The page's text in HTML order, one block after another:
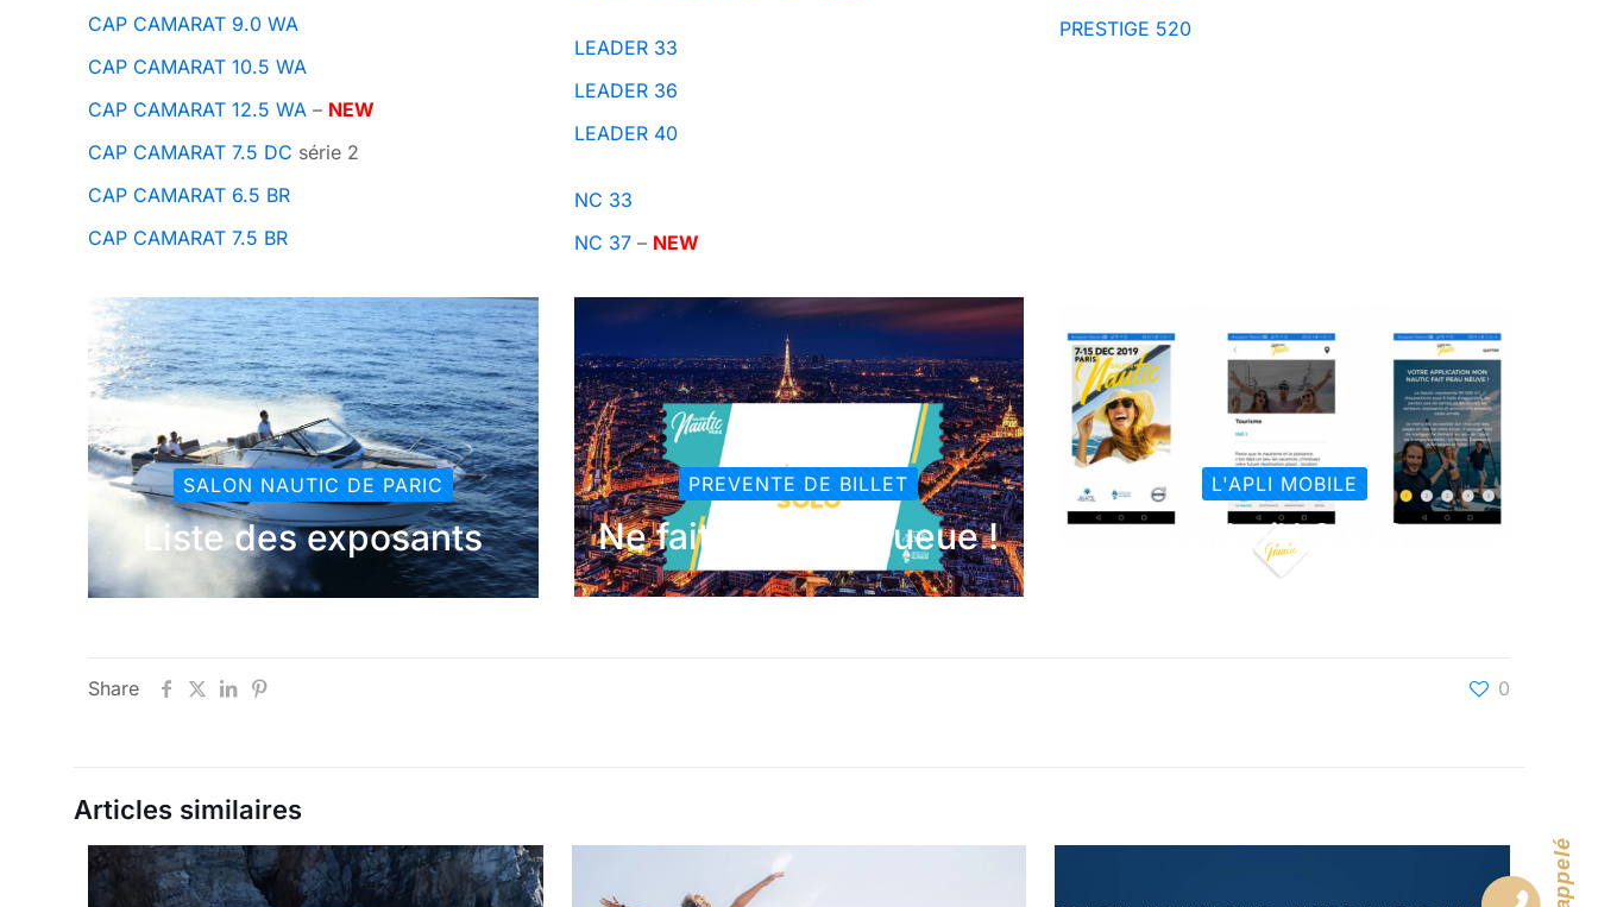
CAP CAMARAT 9.0 WA
CAP CAMARAT 10.5 WA
CAP CAMARAT 12.5 WA – NEW
CAP CAMARAT 7.5 DC série 2
CAP CAMARAT 6.5 BR
CAP CAMARAT 7.5 BR
LEADER 33
LEADER 36
LEADER 40
NC 33
NC 37– NEW
PRESTIGE 520
SALON NAUTIC DE PARIC
Liste des exposants
PREVENTE DE BILLET
Ne faites pas la queue !
L'APLI MOBILE
Android & IOS
Share 0
Articles similaires